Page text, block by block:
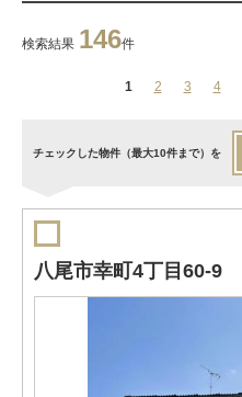
検索結果 146件
1 2 3 4
チェックした物件（最大10件まで）を
八尾市幸町4丁目60-9